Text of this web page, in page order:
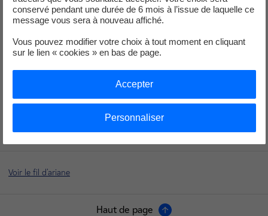
Voir le fil d'ariane
Haut de page
conservé pendant une durée de 6 mois à l’issue de laquelle ce
message vous sera à nouveau affiché.
Vous pouvez modifier votre choix à tout moment en cliquant
sur le lien « cookies » en bas de page.
Personnaliser
Accepter